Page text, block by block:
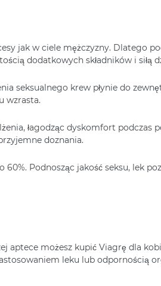
jak w ciele mężczyzny. Dlatego
dodatkowych składników i siłą
seksualnego krew płynie do
wzrasta.
łagodząc dyskomfort podczas
doznania.
Podnosząc jakość seksu, lek
aptece możesz kupić Viagrę dla
leku lub odpornością